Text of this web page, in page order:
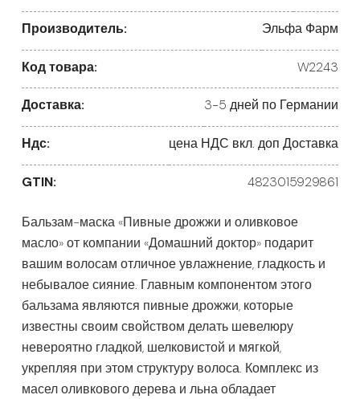
Производитель: Эльфа Фарм
Код товара: W2243
Доставка: 3-5 дней по Германии
Ндс: цена НДС вкл. доп Доставка
GTIN: 4823015929861
Бальзам-маска «Пивные дрожжи и оливковое
масло» от компании «Домашний доктор» подарит
вашим волосам отличное увлажнение, гладкость и
небывалое сияние. Главным компонентом этого
бальзама являются пивные дрожжи, которые
известны своим свойством делать шевелюру
невероятно гладкой, шелковистой и мягкой,
укрепляя при этом структуру волоса. Комплекс из
масел оливкового дерева и льна обладает